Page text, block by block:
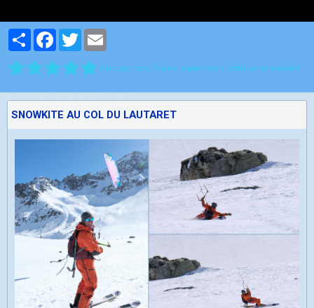
PartagerFacebook
Twitter
Aucune note. Soyez le premier à attribuer une note !
SNOWKITE AU COL DU LAUTARET